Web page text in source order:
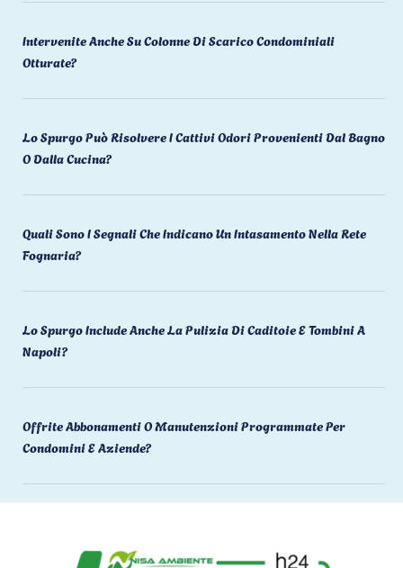
Intervenite Anche Su Colonne Di Scarico Condominiali
Otturate?
Lo Spurgo Può Risolvere I Cattivi Odori Provenienti Dal Bagno
O Dalla Cucina?
Quali Sono I Segnali Che Indicano Un Intasamento Nella Rete
Fognaria?
Lo Spurgo Include Anche La Pulizia Di Caditoie E Tombini A
Napoli?
Offrite Abbonamenti O Manutenzioni Programmate Per
Condomini E Aziende?